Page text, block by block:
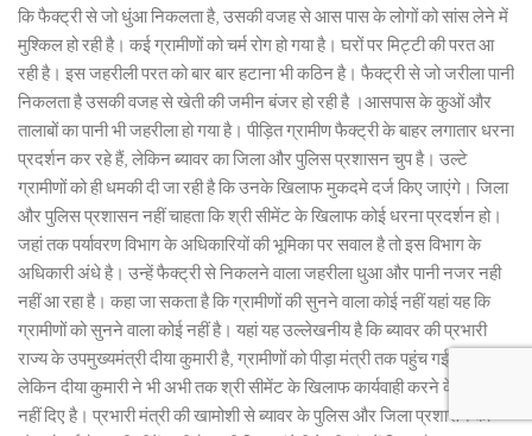
कि फैक्ट्री से जो धुंआ निकलता है, उसकी वजह से आस पास के लोगों को सांस लेने में
मुश्किल हो रही है। कई ग्रामीणों को चर्म रोग हो गया है। घरों पर मिट्टी की परत आ
रही है। इस जहरीली परत को बार बार हटाना भी कठिन है। फैक्ट्री से जो जरीला पानी
निकलता है उसकी वजह से खेती की जमीन बंजर हो रही है ।आसपास के कुओं और
तालाबों का पानी भी जहरीला हो गया है। पीड़ित ग्रामीण फैक्ट्री के बाहर लगातार धरना
प्रदर्शन कर रहे हैं, लेकिन ब्यावर का जिला और पुलिस प्रशासन चुप है। उल्टे
ग्रामीणों को ही धमकी दी जा रही है कि उनके खिलाफ मुकदमे दर्ज किए जाएंगे। जिला
और पुलिस प्रशासन नहीं चाहता कि श्री सीमेंट के खिलाफ कोई धरना प्रदर्शन हो।
जहां तक पर्यावरण विभाग के अधिकारियों की भूमिका पर सवाल है तो इस विभाग के
अधिकारी अंधे है। उन्हें फैक्ट्री से निकलने वाला जहरीला धुआ और पानी नजर नही
नहीं आ रहा है। कहा जा सकता है कि ग्रामीणों की सुनने वाला कोई नहीं यहां यह कि
ग्रामीणों को सुनने वाला कोई नहीं है। यहां यह उल्लेखनीय है कि ब्यावर की प्रभारी
राज्य के उपमुख्यमंत्री दीया कुमारी है, ग्रामीणों को पीड़ा मंत्री तक पहुंच गई है।
लेकिन दीया कुमारी ने भी अभी तक श्री सीमेंट के खिलाफ कार्यवाही करने के निर्देश
नहीं दिए है। प्रभारी मंत्री की खामोशी से ब्यावर के पुलिस और जिला प्रशासन की